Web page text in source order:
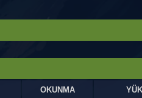
OKUNMA